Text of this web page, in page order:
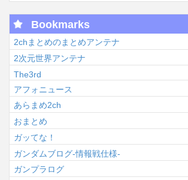
Bookmarks
2chまとめのまとめアンテナ
2次元世界アンテナ
The3rd
アフォニュース
あらまめ2ch
おまとめ
ガッてな！
ガンダムブログ-情報戦仕様-
ガンプラログ